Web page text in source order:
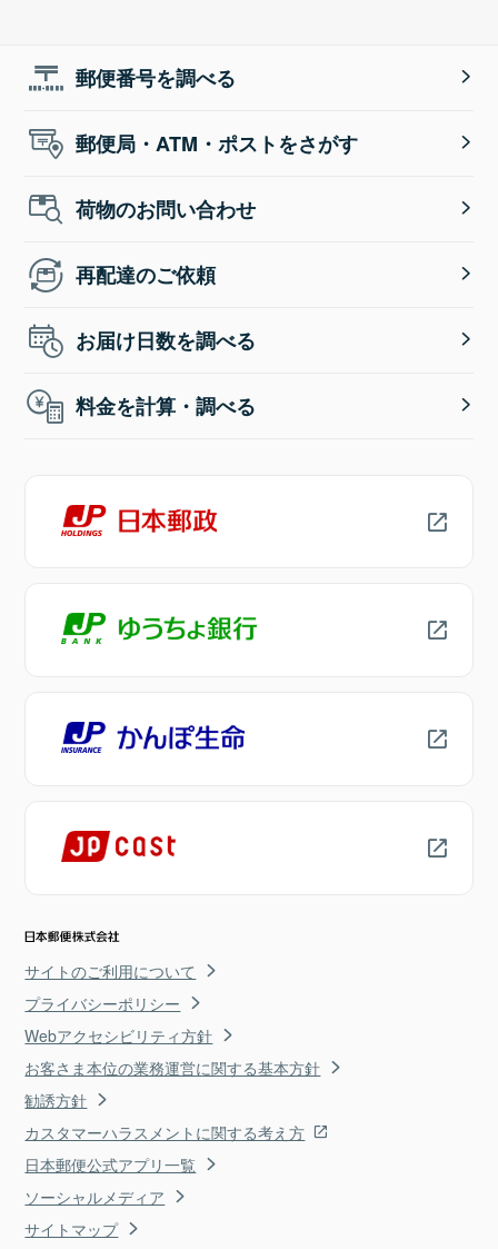
郵便番号を調べる
郵便局・ATM・ポストをさがす
荷物のお問い合わせ
再配達のご依頼
お届け日数を調べる
料金を計算・調べる
サイトのご利用について
プライバシーポリシー
Webアクセシビリティ方針
お客さま本位の業務運営に関する基本方針
勧誘方針
カスタマーハラスメントに関する考え方
日本郵便公式アプリ一覧
ソーシャルメディア
サイトマップ